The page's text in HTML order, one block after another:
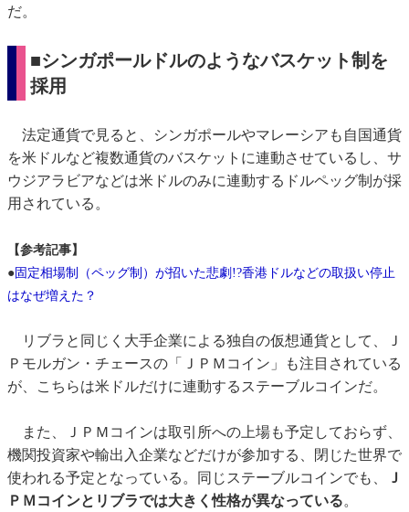
だ。
■シンガポールドルのようなバスケット制を
採用
法定通貨で見ると、シンガポールやマレーシアも自国通貨
を米ドルなど複数通貨のバスケットに連動させているし、サ
ウジアラビアなどは米ドルのみに連動するドルペッグ制が採
用されている。
【参考記事】
●固定相場制（ペッグ制）が招いた悲劇!?香港ドルなどの取扱い停止
はなぜ増えた？
リブラと同じく大手企業による独自の仮想通貨として、Ｊ
Ｐモルガン・チェースの「ＪＰＭコイン」も注目されている
が、こちらは米ドルだけに連動するステーブルコインだ。
また、ＪＰＭコインは取引所への上場も予定しておらず、
機関投資家や輸出入企業などだけが参加する、閉じた世界で
使われる予定となっている。同じステーブルコインでも、
Ｊ
ＰＭコインとリブラでは大きく性格が異なっている。